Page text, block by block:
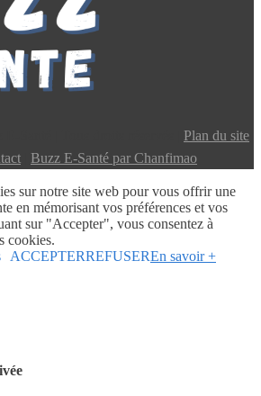
Plan du site
Buzz E-Santé par Chanfimao
sur notre site web pour vous offrir une
en mémorisant vos préférences et vos
sur "Accepter", vous consentez à
cookies.
ACCEPTERREFUSEREn savoir +